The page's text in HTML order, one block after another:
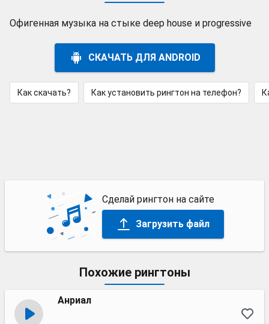
Офигенная музыка на стыке deep house и progressive
СКАЧАТЬ ДЛЯ ANDROID
Как скачать? Как установить рингтон на телефон?
Сделай рингтон на сайте
Загрузить файл
Похожие рингтоны
Анриал